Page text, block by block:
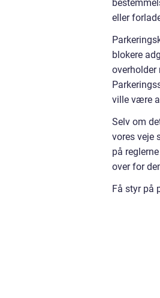
eller
blokere
overholder
ville være
Selv om
vores veje
på
over for
Få styr på